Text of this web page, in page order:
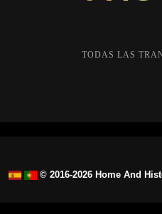
TODAS LAS
© 2016-2026 Home And